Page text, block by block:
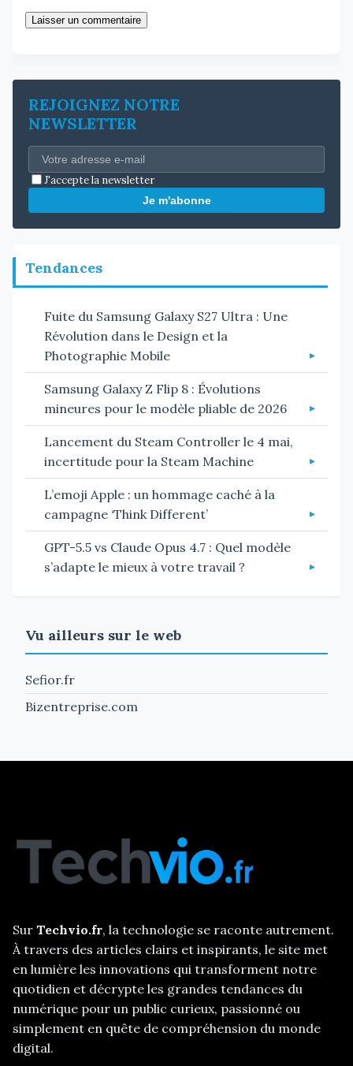
Laisser un commentaire
REJOIGNEZ NOTRE
NEWSLETTER
J'accepte la newsletter
Je m'abonne
Tendances
Fuite du Samsung Galaxy S27 Ultra : Une
Révolution dans le Design et la
Photographie Mobile
Samsung Galaxy Z Flip 8 : Évolutions
mineures pour le modèle pliable de 2026
Lancement du Steam Controller le 4 mai,
incertitude pour la Steam Machine
L’emoji Apple : un hommage caché à la
campagne ‘Think Different’
GPT-5.5 vs Claude Opus 4.7 : Quel modèle
s’adapte le mieux à votre travail ?
Vu ailleurs sur le web
Sefior.fr
Bizentreprise.com
Sur Techvio.fr, la technologie se raconte autrement.
À travers des articles clairs et inspirants, le site met
en lumière les innovations qui transforment notre
quotidien et décrypte les grandes tendances du
numérique pour un public curieux, passionné ou
simplement en quête de compréhension du monde
digital.